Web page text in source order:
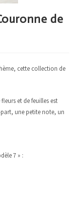
de
cette collection de
et de feuilles est
une petite note, un
7 » :